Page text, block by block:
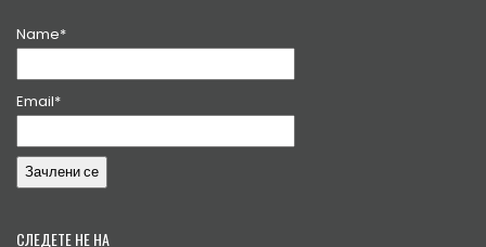
Name*
Email*
СЛЕДЕТЕ НЕ НА